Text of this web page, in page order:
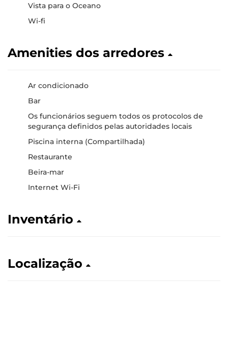
Vista para o Oceano
Wi-fi
Amenities dos arredores
Ar condicionado
Bar
Os funcionários seguem todos os protocolos de
segurança definidos pelas autoridades locais
Piscina interna (Compartilhada)
Restaurante
Beira-mar
Internet Wi-Fi
Inventário
Localização